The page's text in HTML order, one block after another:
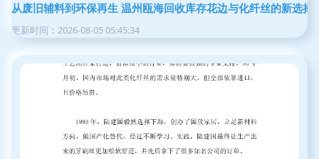
从废旧辅料到环保再生 温州瓯海回收库存花边与化纤丝的新选择
更新时间：2026-08-05 05:45:34